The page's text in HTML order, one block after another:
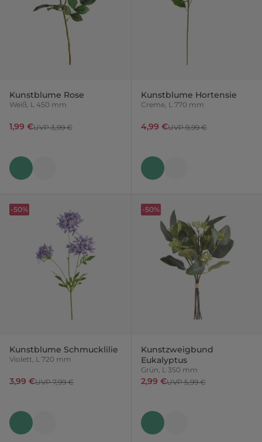
Kunstblume Rose
Weiß, L 450 mm
1,99 €UVP 3,99 €
Kunstblume Hortensie
Creme, L 770 mm
4,99 €UVP 9,99 €
Kunstblume Schmucklilie
Violett, L 720 mm
3,99 €UVP 7,99 €
-50%
Kunstzweigbund
Eukalyptus
Grün, L 350 mm
2,99 €UVP 5,99 €
-50%